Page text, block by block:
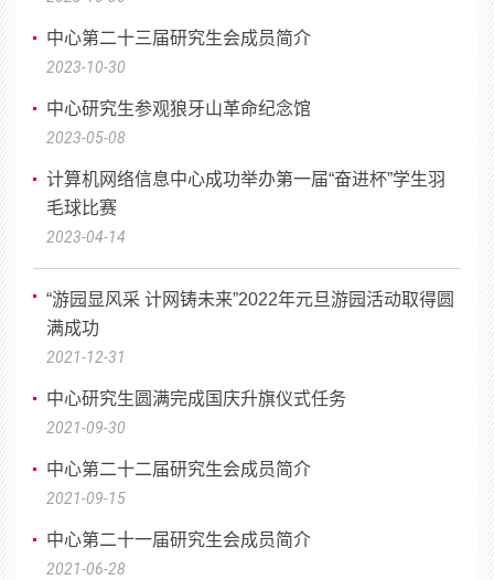
中心第二十三届研究生会成员简介
2023-10-30
中心研究生参观狼牙山革命纪念馆
2023-05-08
计算机网络信息中心成功举办第一届“奋进杯”学生羽
毛球比赛
2023-04-14
“游园显风采 计网铸未来”2022年元旦游园活动取得圆
满成功
2021-12-31
中心研究生圆满完成国庆升旗仪式任务
2021-09-30
中心第二十二届研究生会成员简介
2021-09-15
中心第二十一届研究生会成员简介
2021-06-28